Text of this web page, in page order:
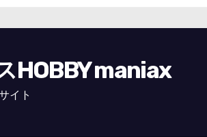
HOBBY maniax
イト